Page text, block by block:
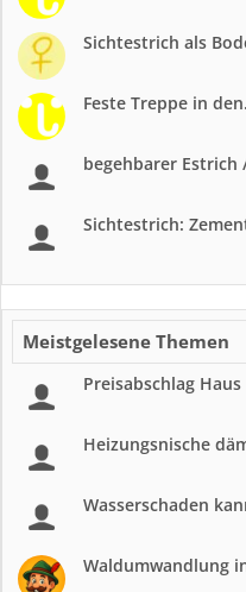
Sichtestrich als
Feste Treppe in
begehbarer Estrich
Sichtestrich:
Meistgelesene Themen
Preisabschlag Haus
Heizungsnische
Wasserschaden
Waldumwandlung